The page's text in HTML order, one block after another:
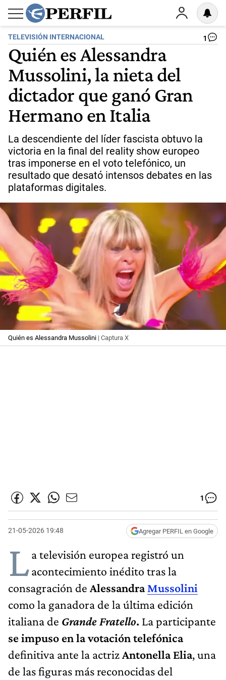
TELEVISIÓN INTERNACIONAL 1
Quién es Alessandra
Mussolini, la nieta del
dictador que ganó Gran
Hermano en Italia
La descendiente del líder fascista obtuvo la
victoria en la final del reality show europeo
tras imponerse en el voto telefónico, un
resultado que desató intensos debates en las
plataformas digitales.
Quién es Alessandra Mussolini | Captura X
1
21-05-2026 19:48 Agregar PERFIL en Google
La televisión europea registró un
acontecimiento inédito tras la
consagración de AlessandraMussolini
como la ganadora de la última edición
italiana de Grande Fratello. La participante
se impuso en la votación telefónica
definitiva ante la actrizAntonella Elia, una
de las figuras más reconocidas del